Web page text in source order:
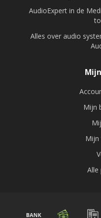
AudioExpert in de
Alles over audio
Mijn
Mijn
Alle